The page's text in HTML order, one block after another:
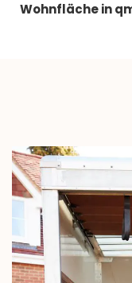
Wohnfläche in